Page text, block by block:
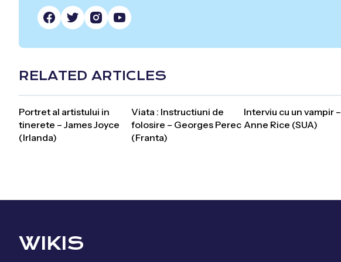
RELATED ARTICLES
Portret al artistului in
tinerete – James Joyce
(Irlanda)
Viata : Instructiuni de
folosire – Georges Perec
(Franta)
Interviu cu un vampir –
Anne Rice (SUA)
WIKIS